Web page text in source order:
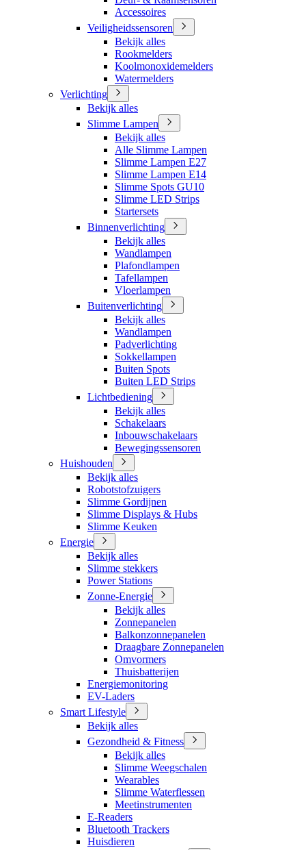
Accessoires
Veiligheidssensoren
Bekijk alles
Rookmelders
Koolmonoxidemelders
Watermelders
Verlichting
Bekijk alles
Slimme Lampen
Bekijk alles
Alle Slimme Lampen
Slimme Lampen E27
Slimme Lampen E14
Slimme Spots GU10
Slimme LED Strips
Startersets
Binnenverlichting
Bekijk alles
Wandlampen
Plafondlampen
Tafellampen
Vloerlampen
Buitenverlichting
Bekijk alles
Wandlampen
Padverlichting
Sokkellampen
Buiten Spots
Buiten LED Strips
Lichtbediening
Bekijk alles
Schakelaars
Inbouwschakelaars
Bewegingssensoren
Huishouden
Bekijk alles
Robotstofzuigers
Slimme Gordijnen
Slimme Displays & Hubs
Slimme Keuken
Energie
Bekijk alles
Slimme stekkers
Power Stations
Zonne-Energie
Bekijk alles
Zonnepanelen
Balkonzonnepanelen
Draagbare Zonnepanelen
Omvormers
Thuisbatterijen
Energiemonitoring
EV-Laders
Smart Lifestyle
Bekijk alles
Gezondheid & Fitness
Bekijk alles
Slimme Weegschalen
Wearables
Slimme Waterflessen
Meetinstrumenten
E-Readers
Bluetooth Trackers
Huisdieren